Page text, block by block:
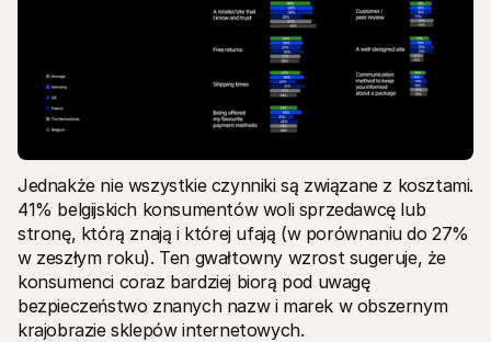
Jednakże nie wszystkie czynniki są związane z kosztami.
41% belgijskich konsumentów woli sprzedawcę lub
stronę, którą znają i której ufają (w porównaniu do 27%
w zeszłym roku). Ten gwałtowny wzrost sugeruje, że
konsumenci coraz bardziej biorą pod uwagę
bezpieczeństwo znanych nazw i marek w obszernym
krajobrazie sklepów internetowych.